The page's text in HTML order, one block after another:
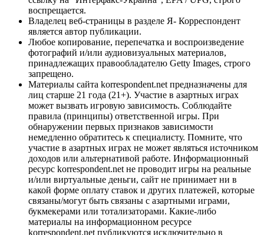
воспрещается.
Владелец веб-страницы в разделе Я- Корреспондент
является автор публикации.
Любое копирование, перепечатка и воспроизведение
фотографий и/или аудиовизуальных материалов,
принадлежащих правообладателю Getty Images, строго
запрещено.
Материалы сайта korrespondent.net предназначены для
лиц старше 21 года (21+). Участие в азартных играх
может вызвать игровую зависимость. Соблюдайте
правила (принципы) ответственной игры. При
обнаружении первых признаков зависимости
немедленно обратитесь к специалисту. Помните, что
участие в азартных играх не может являться источником
доходов или альтернативой работе. Информационный
ресурс korrespondent.net не проводит игры на реальные
и/или виртуальные деньги, сайт не принимает ни в
какой форме оплату ставок и других платежей, которые
связаны/могут быть связаны с азартными играми,
букмекерами или тотализаторами. Какие-либо
материалы на информационном ресурсе
korrespondent.net публикуются исключительно в